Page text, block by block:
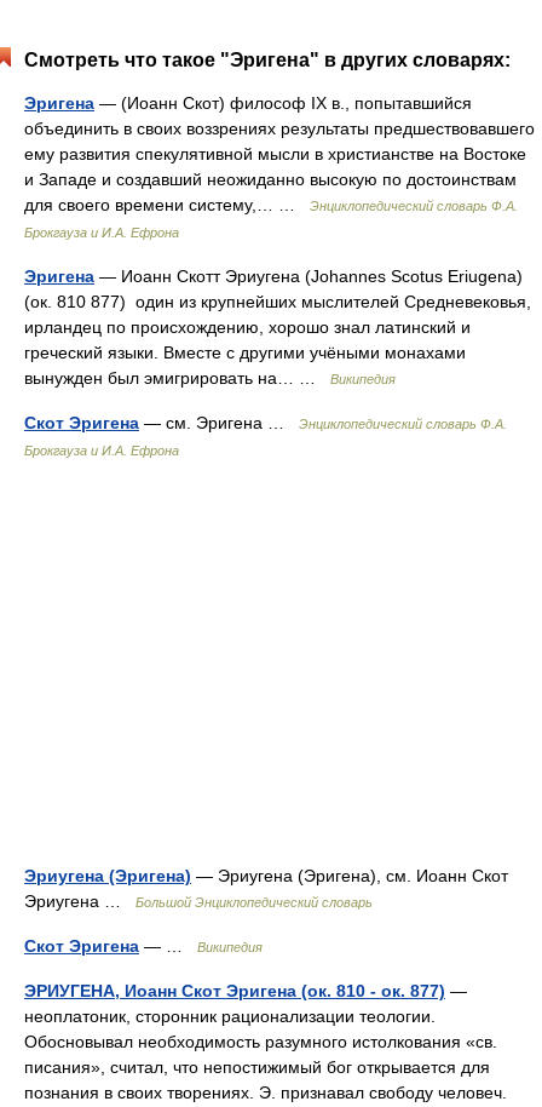
Смотреть что такое "Эригена" в других словарях:
Эригена — (Иоанн Скот) философ IX в., попытавшийся
объединить в своих воззрениях результаты предшествовавшего
ему развития спекулятивной мысли в христианстве на Востоке
и Западе и создавший неожиданно высокую по достоинствам
для своего времени систему,… …
Энциклопедический словарь Ф.А.
Брокгауза и И.А. Ефрона
Эригена — Иоанн Скотт Эриугена (Johannes Scotus Eriugena)
(ок. 810 877) один из крупнейших мыслителей Средневековья,
ирландец по происхождению, хорошо знал латинский и
греческий языки. Вместе с другими учёными монахами
вынужден был эмигрировать на… …
Википедия
Скот Эригена — см. Эригена …
Энциклопедический словарь Ф.А.
Брокгауза и И.А. Ефрона
Эриугена (Эригена) — Эриугена (Эригена), см. Иоанн Скот
Эриугена …
Большой Энциклопедический словарь
Скот Эригена — … Википедия
ЭРИУГЕНА, Иоанн Скот Эригена (ок. 810 - ок. 877) —
неоплатоник, сторонник рационализации теологии.
Обосновывал необходимость разумного истолкования «св.
писания», считал, что непостижимый бог открывается для
познания в своих творениях. Э. признавал свободу человеч.